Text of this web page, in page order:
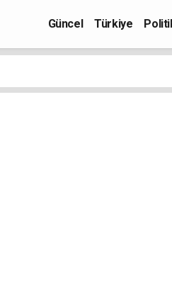
Güncel Türkiye